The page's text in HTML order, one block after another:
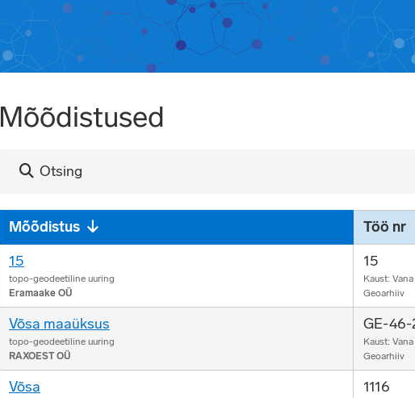
Mõõdistused
Otsing
Mõõdistus Töö nr
15
topo-geodeetiline uuring
Eramaake OÜ
15
Kaust: Vana
Geoarhiiv
Võsa maaüksus
topo-geodeetiline uuring
RAXOEST OÜ
GE-46-
Kaust: Vana
Geoarhiiv
Võsa 1116